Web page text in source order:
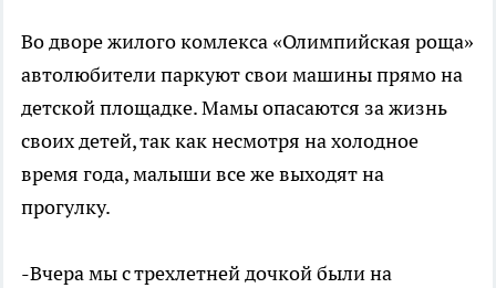
Во дворе жилого комлекса «Олимпийская роща»
автолюбители паркуют свои машины прямо на
детской площадке. Мамы опасаются за жизнь
своих детей, так как несмотря на холодное
время года, малыши все же выходят на
прогулку.
-Вчера мы с трехлетней дочкой были на